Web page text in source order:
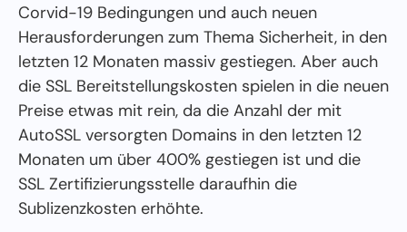
Corvid-19 Bedingungen und auch neuen
Herausforderungen zum Thema Sicherheit, in den
letzten 12 Monaten massiv gestiegen. Aber auch
die SSL Bereitstellungskosten spielen in die neuen
Preise etwas mit rein, da die Anzahl der mit
AutoSSL versorgten Domains in den letzten 12
Monaten um über 400% gestiegen ist und die
SSL Zertifizierungsstelle daraufhin die
Sublizenzkosten erhöhte.